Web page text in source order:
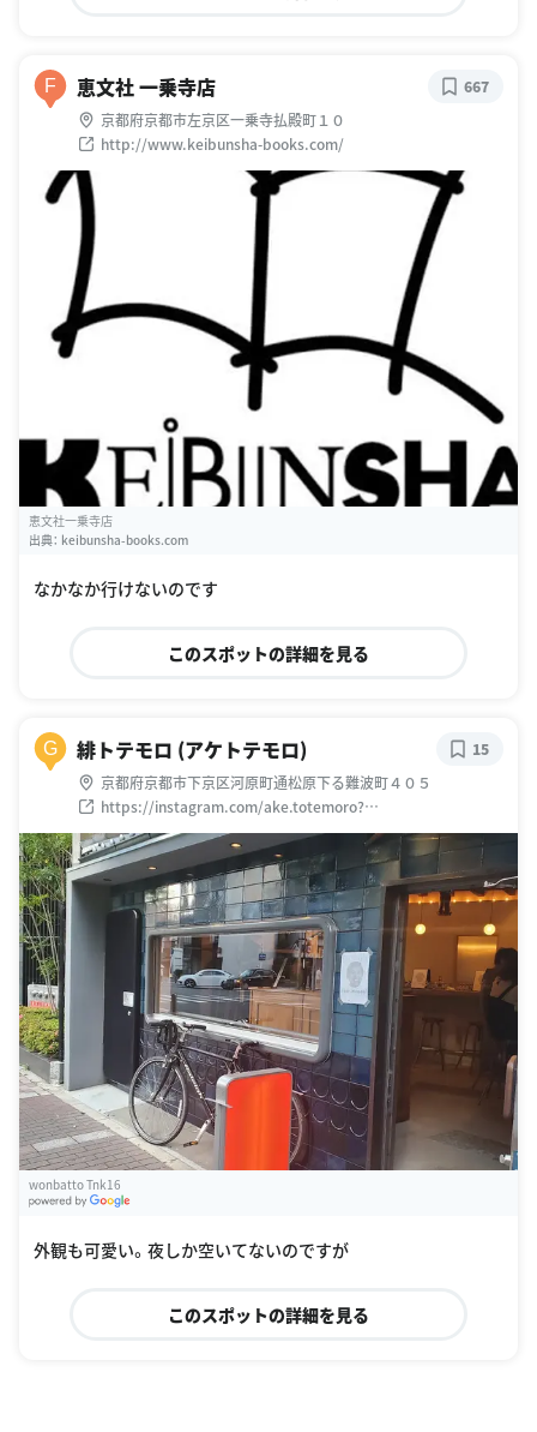
F 恵文社 一乗寺店
京都府京都市左京区一乗寺払殿町１０
http://www.keibunsha-books.com/
667
恵文社一乗寺店
出典： keibunsha-books.com
なかなか行けないのです
このスポットの詳細を見る
G 緋トテモロ (アケトテモロ)
京都府京都市下京区河原町通松原下る難波町４０５
https://instagram.com/ake.totemoro?
igshid=YmMyMTA2M2Y=
15
wonbatto Tnk16
外観も可愛い。夜しか空いてないのですが
このスポットの詳細を見る